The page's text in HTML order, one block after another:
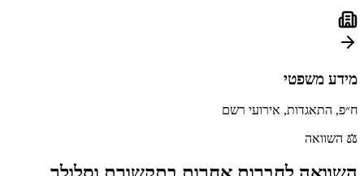
מידע משפטי
ח״פ, התאגדות, אירועי רשם
⚖️ השוואה